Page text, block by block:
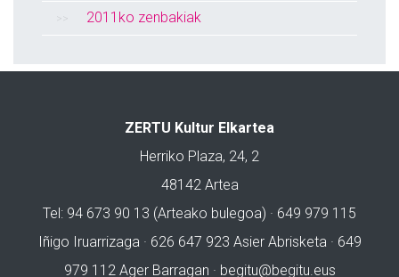
2011ko zenbakiak
ZERTU Kultur Elkartea
Herriko Plaza, 24, 2
48142 Artea
Tel: 94 673 90 13 (Arteako bulegoa) · 649 979 115
Iñigo Iruarrizaga · 626 647 923 Asier Abrisketa · 649
979 112 Ager Barragan · begitu@begitu.eus